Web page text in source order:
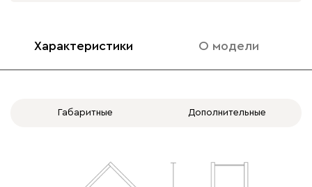
Характеристики О модели
Габаритные Дополнительные